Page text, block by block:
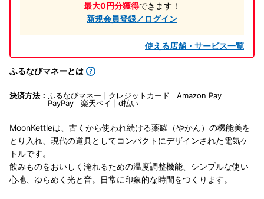
最大0円分獲得できます！
新規会員登録／ログイン
使える店舗・サービス一覧
ふるなびマネーとは
決済方法： ふるなびマネー クレジットカード
Amazon Pay
PayPay
楽天ペイ d払い
MoonKettleは、古くから使われ続ける薬罐（やかん）の機能美を
とり入れ、現代の道具としてコンパクトにデザインされた電気ケ
トルです。
飲みものをおいしく淹れるための温度調整機能、シンプルな使い
心地、ゆらめく光と音。日常に印象的な時間をつくります。